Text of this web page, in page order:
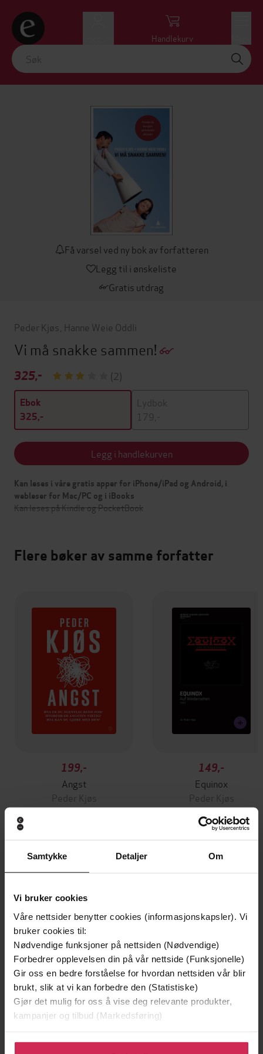
Samtykke Detaljer Om
Vi bruker cookies
Våre nettsider benytter cookies (informasjonskapsler). Vi
bruker cookies til:
Nødvendige funksjoner på nettsiden (Nødvendige)
Forbedrer opplevelsen din på vår nettside (Funksjonelle)
Gir oss en bedre forståelse for hvordan nettsiden vår blir
brukt, slik at vi kan forbedre den (Statistiske)
Gjør det mulig for oss å vise deg relevante produkter,
kampanjer og tilbud (Markedsføring)
Klikk på «Godta alle» for å gi oss ditt samtykke til å
Handlekurv
Få varsel ved ny bok av forfatteren
Legg til i ønskeliste
Gratis utdrag
Peder Kjøs Hanne Weie Oddli
Vi må snakke sammen!
325,- (2)
Ebok
325,-
Lydbok
179,-
Legg i handlekurven
Kan leses i våre gratis apper for iPhone/iPad og Android, i
webleser for Mac/PC og i iBooks
Kan leses på Kindle og PocketBook
Flere bøker av samme forfatter
199,-
Angst
Peder Kjøs
149,-
Equinox
Peder Kjøs
Andre har også kjøpt